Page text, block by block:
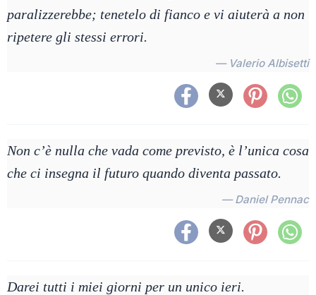
paralizzerebbe; tenetelo di fianco e vi aiuterà a non
ripetere gli stessi errori.
— Valerio Albisetti
Non c’è nulla che vada come previsto, è l’unica cosa
che ci insegna il futuro quando diventa passato.
— Daniel Pennac
Darei tutti i miei giorni per un unico ieri.